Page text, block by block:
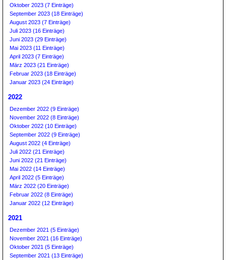
Oktober 2023 (7 Einträge)
September 2023 (18 Einträge)
August 2023 (7 Einträge)
Juli 2023 (16 Einträge)
Juni 2023 (29 Einträge)
Mai 2023 (11 Einträge)
April 2023 (7 Einträge)
März 2023 (21 Einträge)
Februar 2023 (18 Einträge)
Januar 2023 (24 Einträge)
2022
Dezember 2022 (9 Einträge)
November 2022 (8 Einträge)
Oktober 2022 (10 Einträge)
September 2022 (9 Einträge)
August 2022 (4 Einträge)
Juli 2022 (21 Einträge)
Juni 2022 (21 Einträge)
Mai 2022 (14 Einträge)
April 2022 (5 Einträge)
März 2022 (20 Einträge)
Februar 2022 (8 Einträge)
Januar 2022 (12 Einträge)
2021
Dezember 2021 (5 Einträge)
November 2021 (16 Einträge)
Oktober 2021 (5 Einträge)
September 2021 (13 Einträge)